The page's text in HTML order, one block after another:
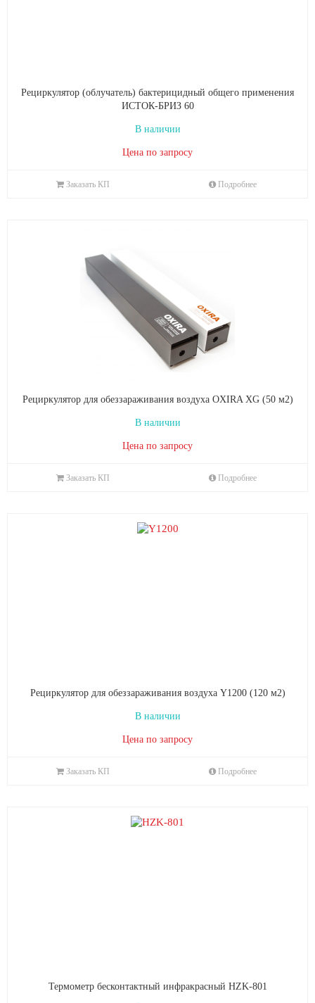
Рециркулятор (облучатель) бактерицидный общего применения
ИСТОК‑БРИЗ 60
В наличии
Цена по запросу
Заказать КП Подробнее
Рециркулятор для обеззараживания воздуха OXIRA XG (50 м2)
В наличии
Цена по запросу
Заказать КП Подробнее
Рециркулятор для обеззараживания воздуха Y1200 (120 м2)
В наличии
Цена по запросу
Заказать КП Подробнее
Термометр бесконтактный инфракрасный HZK-801